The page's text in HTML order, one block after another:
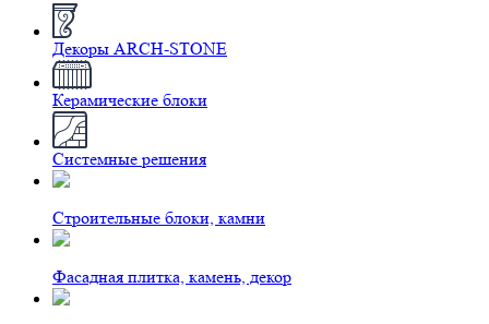
Декоры ARCH-STONE
Керамические блоки
Системные решения
Строительные блоки, камни
Фасадная плитка, камень, декор